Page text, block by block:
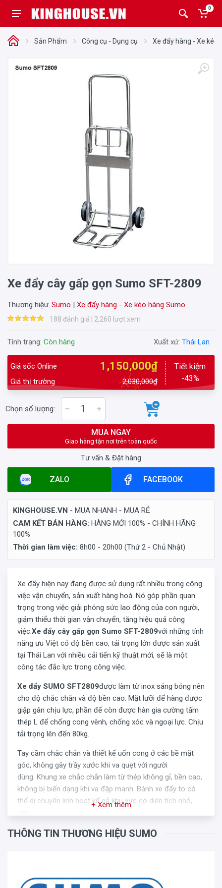
0
Sản Phẩm Công cụ - Dụng cụ Xe đẩy hàng - Xe kéo
Xe đẩy cây gấp gọn Sumo SFT-2809
Thương hiệu: Sumo | Xe đẩy hàng - Xe kéo hàng Sumo
188 đánh giá | 2,260 lượt xem
Tình trạng: Còn hàng Xuất xứ: Thái Lan
Giá sốc Online 1,150,000₫
Giá thị trường 2,030,000₫
Tiết kiệm
-43%
Chọn số lượng:
MUA NGAY
Giao hàng tận nơi trên toàn quốc
Tư vấn & Đặt hàng
ZALO FACEBOOK
KINGHOUSE.VN - MUA NHANH - MUA RẺ
CAM KẾT BÁN HÀNG: HÀNG MỚI 100% - CHÍNH HÃNG
100%
Thời gian làm việc: 8h00 - 20h00 (Thứ 2 - Chủ Nhật)
Xe đẩy hiện nay đang được sử dụng rất nhiều trong công
việc vận chuyển, sản xuất hàng hoá. Nó góp phần quan
trọng trong việc giải phóng sức lao động của con người,
giảm thiểu thời gian vận chuyển, tăng hiệu quả công
việc.Xe đẩy cây gấp gọn Sumo SFT-2809với những tính
năng ưu Việt có độ bền cao, tải trọng lớn được sản xuất
tại Thái Lan với nhiều cải tiến kỹ thuật mới, sẽ là một
công tác đắc lực trong công việc.
Xe đẩy SUMO SFT2809được làm từ inox sáng bóng nên
cho độ chắc chắn và độ bền cao. Mặt lưỡi để hàng được
giập gân chịu lực, phần đế còn được hàn gia cường tấm
thép L để chống cong vênh, chống xóc và ngoại lực. Chịu
tải trọng lên đến 80kg.
Tay cầm chắc chắn và thiết kế uốn cong ở các bề mặt
góc, không gây trầy xước khi va quẹt với người
dùng. Khung xe chắc chắn làm từ thép không gỉ, bền cao,
không bị biến dạng khi va đập mạnh. Bánh xe đẩy to có
thể di chuyển linh hoạt kể cả khu vực có diện tích nhỏ,
Xe đẩy vận chuyển với tốc độ vừa phải, nằm trong phạm
+ Xem thêm
THÔNG TIN THƯƠNG HIỆU SUMO